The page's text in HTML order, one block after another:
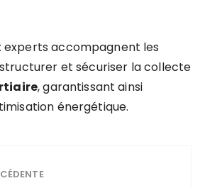
experts accompagnent les
et sécuriser la collecte
, garantissant ainsi
énergétique.